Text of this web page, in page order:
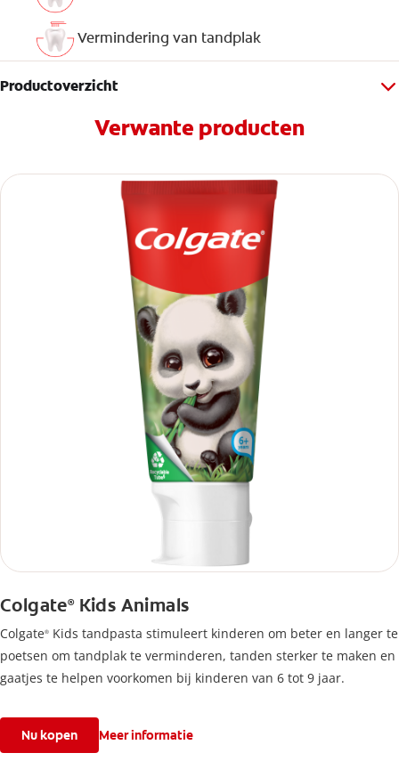
Vermindering van tandplak
Productoverzicht
Verwante producten
Colgate®Kids Animals
Colgate® Kids tandpasta stimuleert kinderen om beter en langer te
poetsen om tandplak te verminderen, tanden sterker te maken en
gaatjes te helpen voorkomen bij kinderen van 6 tot 9 jaar.
Nu kopen Meer informatie